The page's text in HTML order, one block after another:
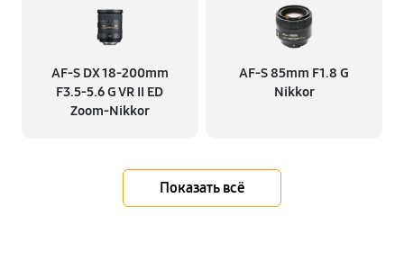
AF-S DX 18-200mm
F3.5-5.6 G VR II ED
Zoom-Nikkor
AF-S 85mm F1.8 G
Nikkor
Показать всё